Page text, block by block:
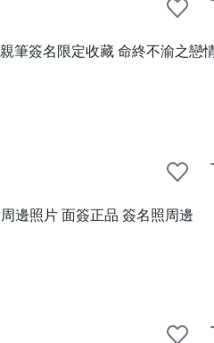
筆簽名限定收藏 命終不渝之戀
邊照片 面簽正品 簽名照周邊